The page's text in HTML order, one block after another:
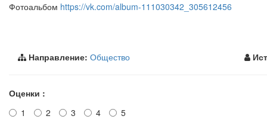
Фотоальбом https://vk.com/album-111030342_305612456
Направление: Общество
Оценки :
1
2 3 4 5